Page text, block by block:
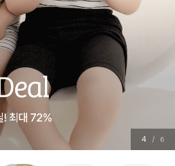
5 / 6